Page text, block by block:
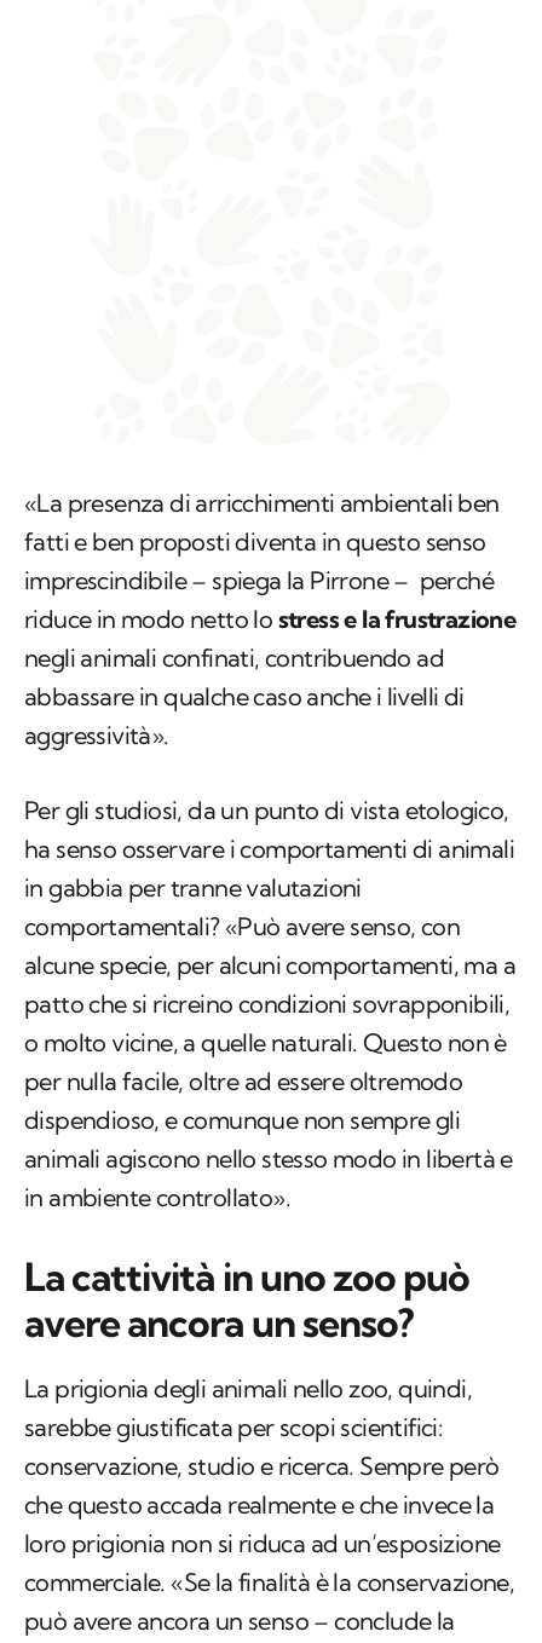
«La presenza di arricchimenti ambientali ben
fatti e ben proposti diventa in questo senso
imprescindibile – spiega la Pirrone – perché
riduce in modo netto lo stress e la frustrazione
negli animali confinati, contribuendo ad
abbassare in qualche caso anche i livelli di
aggressività».
Per gli studiosi, da un punto di vista etologico,
ha senso osservare i comportamenti di animali
in gabbia per tranne valutazioni
comportamentali? «Può avere senso, con
alcune specie, per alcuni comportamenti, ma a
patto che si ricreino condizioni sovrapponibili,
o molto vicine, a quelle naturali. Questo non è
per nulla facile, oltre ad essere oltremodo
dispendioso, e comunque non sempre gli
animali agiscono nello stesso modo in libertà e
in ambiente controllato».
La cattività in uno zoo può
avere ancora un senso?
La prigionia degli animali nello zoo, quindi,
sarebbe giustificata per scopi scientifici:
conservazione, studio e ricerca. Sempre però
che questo accada realmente e che invece la
loro prigionia non si riduca ad un’esposizione
commerciale. «Se la finalità è la conservazione,
può avere ancora un senso – conclude la